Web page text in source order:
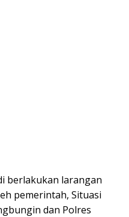
berlakukan larangan
pemerintah, Situasi
dan Polres